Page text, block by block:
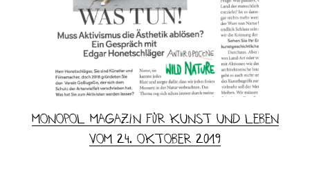
MONOPOL Magazin für Kunst und Leben
vom 24. Oktober 2019